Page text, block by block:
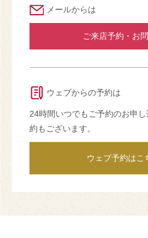
メールからは
ご来店予約・お
ウェブからの予約は
24時間いつでもご予約のお申
約もございます。
ウェブ予約はこ